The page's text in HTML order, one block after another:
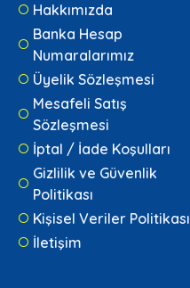
Hakkımızda
Banka Hesap
Numaralarımız
Üyelik Sözleşmesi
Mesafeli Satış
Sözleşmesi
İptal / İade Koşulları
Gizlilik ve Güvenlik
Politikası
Kişisel Veriler Politikası
İletişim